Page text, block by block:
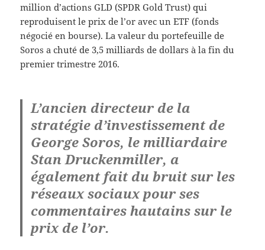
million d’actions GLD (SPDR Gold Trust) qui
reproduisent le prix de l’or avec un ETF (fonds
négocié en bourse). La valeur du portefeuille de
Soros a chuté de 3,5 milliards de dollars à la fin du
premier trimestre 2016.
L’ancien directeur de la
stratégie d’investissement de
George Soros, le milliardaire
Stan Druckenmiller, a
également fait du bruit sur les
réseaux sociaux pour ses
commentaires hautains sur le
prix de l’or.